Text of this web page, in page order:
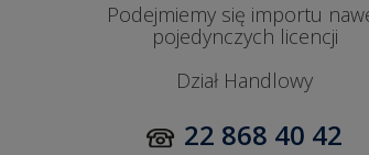
Podejmiemy się importu
pojedynczych licencji
Dział Handlowy
22 868 40 42